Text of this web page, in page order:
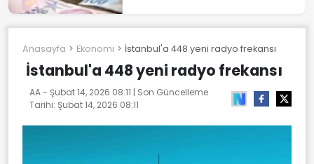
Anasayfa Ekonomi İstanbul'a 448 yeni radyo frekansı
İstanbul'a 448 yeni radyo frekansı
AA - Şubat 14, 2026 08:11 | Son Güncelleme
Tarihi: Şubat 14, 2026 08:11